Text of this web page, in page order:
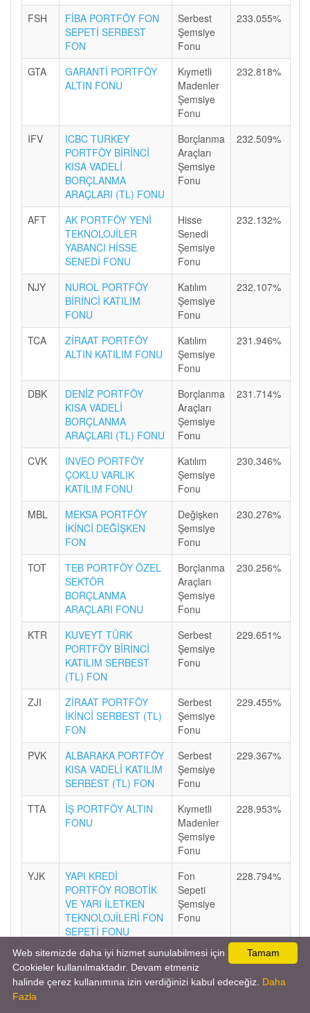
FSH
FİBA PORTFÖY FON
SEPETİ SERBEST
FON
Serbest
Şemsiye
Fonu
233.055%
GTA
GARANTİ PORTFÖY
ALTIN FONU
Kıymetli
Madenler
Şemsiye
Fonu
232.818%
IFV
ICBC TURKEY
PORTFÖY BİRİNCİ
KISA VADELİ
BORÇLANMA
ARAÇLARI (TL) FONU
Borçlanma
Araçları
Şemsiye
Fonu
232.509%
AFT
AK PORTFÖY YENİ
TEKNOLOJİLER
YABANCI HİSSE
SENEDİ FONU
Hisse
Senedi
Şemsiye
Fonu
232.132%
NJY
NUROL PORTFÖY
BİRİNCİ KATILIM
FONU
Katılım
Şemsiye
Fonu
232.107%
TCA
ZİRAAT PORTFÖY
ALTIN KATILIM FONU
Katılım
Şemsiye
Fonu
231.946%
DBK
DENİZ PORTFÖY
KISA VADELİ
BORÇLANMA
ARAÇLARI (TL) FONU
Borçlanma
Araçları
Şemsiye
Fonu
231.714%
CVK
INVEO PORTFÖY
ÇOKLU VARLIK
KATILIM FONU
Katılım
Şemsiye
Fonu
230.346%
MBL
MEKSA PORTFÖY
İKİNCİ DEĞİŞKEN
FON
Değişken
Şemsiye
Fonu
230.276%
TOT
TEB PORTFÖY ÖZEL
SEKTÖR
BORÇLANMA
ARAÇLARI FONU
Borçlanma
Araçları
Şemsiye
Fonu
230.256%
KTR
KUVEYT TÜRK
PORTFÖY BİRİNCİ
KATILIM SERBEST
(TL) FON
Serbest
Şemsiye
Fonu
229.651%
ZJI
ZİRAAT PORTFÖY
İKİNCİ SERBEST (TL)
FON
Serbest
Şemsiye
Fonu
229.455%
PVK
ALBARAKA PORTFÖY
KISA VADELİ KATILIM
SERBEST (TL) FON
Serbest
Şemsiye
Fonu
229.367%
TTA
İŞ PORTFÖY ALTIN
FONU
Kıymetli
Madenler
Şemsiye
Fonu
228.953%
YJK
YAPI KREDİ
PORTFÖY ROBOTİK
VE YARI İLETKEN
TEKNOLOJİLERİ FON
SEPETİ FONU
Fon
Sepeti
Şemsiye
Fonu
228.794%
TCF
TEB PORTFÖY
ÜÇÜNCÜ FON
SEPETİ FONU
Fon
Sepeti
Şemsiye
228.768%
Tamam
Web sitemizde daha iyi hizmet sunulabilmesi için
Cookieler kullanılmaktadır. Devam etmeniz
halinde çerez kullanımına izin verdiğinizi kabul edeceğiz. Daha
Fazla